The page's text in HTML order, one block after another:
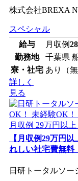
株式会社BREXA
スペシャル
給与
月収例
勤務地
千葉県
寮・社宅 あり（無
詳しく
見る
【月収例29万円
れしい社宅費無料
日研トータルソ